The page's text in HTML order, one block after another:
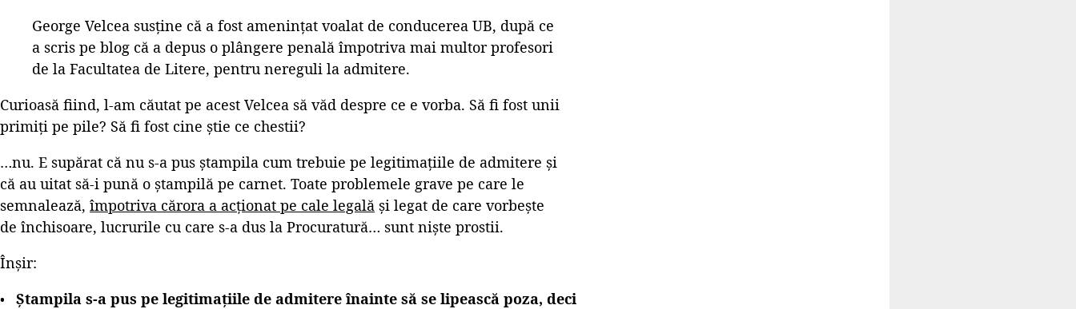
George Velcea susține că a fost amenințat voalat de conducerea UB, după ce
a scris pe blog că a depus o plângere penală împotriva mai multor profesori
de la Facultatea de Litere, pentru nereguli la admitere.
Curioasă fiind, l-am căutat pe acest Velcea să văd despre ce e vorba. Să fi fost unii
primiți pe pile? Să fi fost cine știe ce chestii?
…nu. E supărat că nu s-a pus ștampila cum trebuie pe legitimațiile de admitere și
că au uitat să-i pună o ștampilă pe carnet. Toate problemele grave pe care le
semnalează, împotriva cărora a acționat pe cale legală și legat de care vorbește
de închisoare, lucrurile cu care s-a dus la Procuratură… sunt niște prostii.
Înșir:
Ștampila s-a pus pe legitimațiile de admitere înainte să se lipească poza, deci